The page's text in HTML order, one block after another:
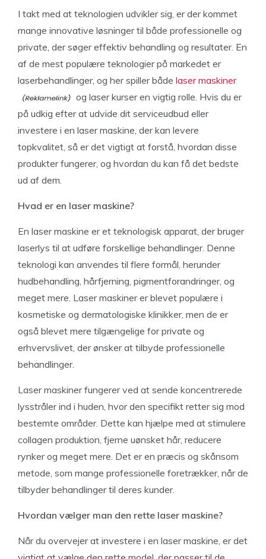
I takt med at teknologien udvikler sig, er der kommet
mange innovative løsninger til både professionelle og
private, der søger effektiv behandling og resultater. En
af de mest populære teknologier på markedet er
laserbehandlinger, og her spiller både laser maskiner
og laser kurser en vigtig rolle. Hvis du er
på udkig efter at udvide dit serviceudbud eller
investere i en laser maskine, der kan levere
topkvalitet, så er det vigtigt at forstå, hvordan disse
produkter fungerer, og hvordan du kan få det bedste
ud af dem.
Hvad er en laser maskine?
En laser maskine er et teknologisk apparat, der bruger
laserlys til at udføre forskellige behandlinger. Denne
teknologi kan anvendes til flere formål, herunder
hudbehandling, hårfjerning, pigmentforandringer, og
meget mere. Laser maskiner er blevet populære i
kosmetiske og dermatologiske klinikker, men de er
også blevet mere tilgængelige for private og
erhvervslivet, der ønsker at tilbyde professionelle
behandlinger.
Laser maskiner fungerer ved at sende koncentrerede
lysstråler ind i huden, hvor den specifikt retter sig mod
bestemte områder. Dette kan hjælpe med at stimulere
collagen produktion, fjerne uønsket hår, reducere
rynker og meget mere. Det er en præcis og skånsom
metode, som mange professionelle foretrækker, når de
tilbyder behandlinger til deres kunder.
Hvordan vælger man den rette laser maskine?
Når du overvejer at investere i en laser maskine, er det